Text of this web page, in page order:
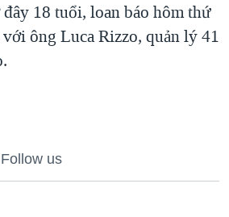
18 tuổi, loan báo hôm thứ
ông Luca Rizzo, quản lý 41
Follow us